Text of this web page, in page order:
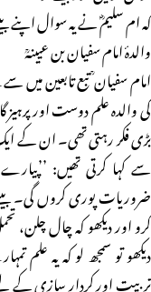
کہ ام سلیمؓ نے یہ سوال اپنے
والدۂ امام سفیان بن عیینہؒ
امام سفیان ؒ تبع تابعین
کی والدہ علم دوست اور پرہیز
بڑی فکر رہتی تھی۔ ان کے
سے کہا کرتی تھیں:
ضروریات پوری کروں گی۔
کرو اور دیکھو کہ چال چلن،
دیکھو تو سمجھ لو کہ یہ علم
تربیت اور کردار سازی کے لیے